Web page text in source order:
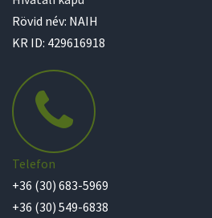
Rövid név: NAIH
KR ID: 429616918
Telefon
+36 (30) 683-5969
+36 (30) 549-6838